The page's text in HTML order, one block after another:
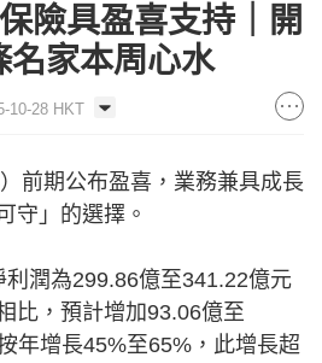
險具盈喜支持｜開
名家本周心水
10-28 HKT
期公布盈喜，業務兼具成長
守」的選擇。
潤為299.86億至341.22億元
比，預計增加93.06億至
年增長45%至65%，此增長超